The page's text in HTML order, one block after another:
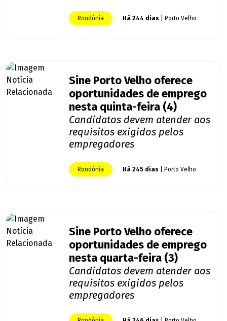
Rondônia Há 244 dias | Porto Velho
Sine Porto Velho oferece
oportunidades de emprego
nesta quinta-feira (4)
Candidatos devem atender aos
requisitos exigidos pelos
empregadores
Rondônia Há 245 dias | Porto Velho
Sine Porto Velho oferece
oportunidades de emprego
nesta quarta-feira (3)
Candidatos devem atender aos
requisitos exigidos pelos
empregadores